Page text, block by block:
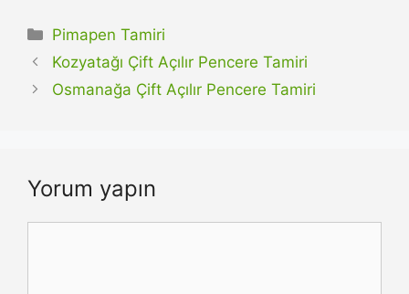
Kategoriler
Pimapen Tamiri
Kozyatağı Çift Açılır Pencere Tamiri
Osmanağa Çift Açılır Pencere Tamiri
Yorum yapın